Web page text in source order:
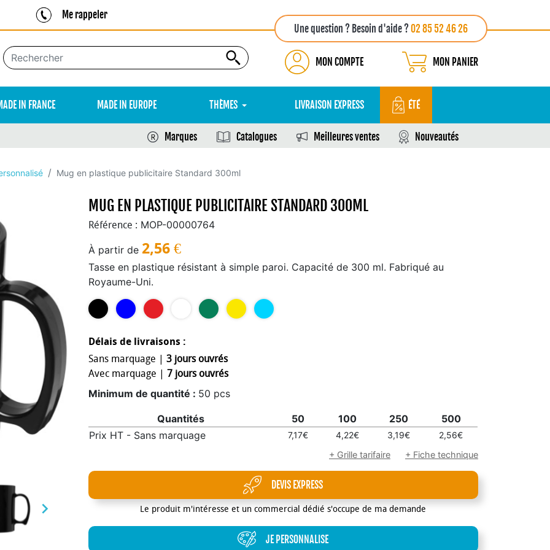
Me rappeler
Une question ? Besoin d'aide ?02 85 52 46 26
MON COMPTE MON PANIER
IN FRANCE MADE IN EUROPE THÈMES LIVRAISON EXPRESS ÉTÉ
Marques Catalogues Meilleures ventes Nouveautés
Mug en plastique publicitaire Standard 300ml

MUG EN PLASTIQUE PUBLICITAIRE STANDARD 300ML
Référence : MOP-00000764
À partir de 2,56 €
Tasse en plastique résistant à simple paroi. Capacité de 300 ml. Fabriqué au
Royaume-Uni.
Délais de livraisons :
Sans marquage | 3 jours ouvrés
Avec marquage | 7 jours ouvrés
Minimum de quantité : 50 pcs
Quantités 50 100 250
500
Prix HT - Sans marquage
7,17€ 4,22€ 3,19€
2,56€
+ Grille tarifaire
+ Fiche technique
DEVIS EXPRESS
Le produit m'intéresse et un commercial dédié s'occupe de ma demande
JE PERSONNALISE